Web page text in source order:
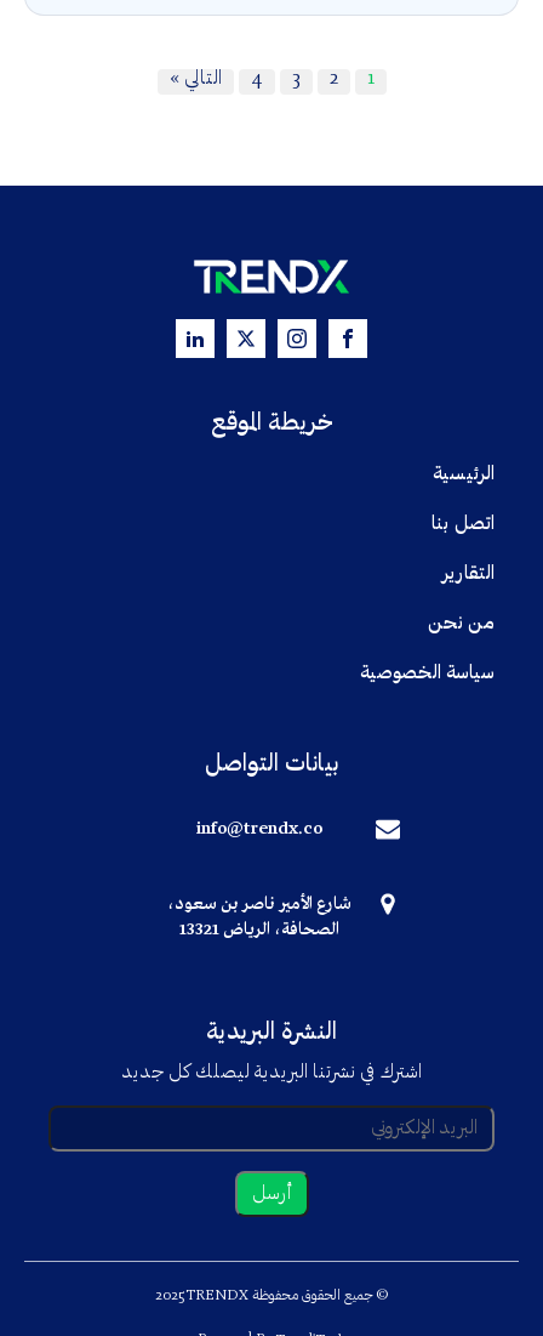
1
2
3
4 التالي »
خريطة الموقع
الرئيسية
اتصل بنا
التقارير
من نحن
سياسة الخصوصية
بيانات التواصل
info@trendx.co
شارع الأمير ناصر بن سعود،
الصحافة، الرياض 13321
النشرة البريدية
اشترك في نشرتنا البريدية ليصلك كل جديد
© جميع الحقوق محفوظة TRENDX 2025